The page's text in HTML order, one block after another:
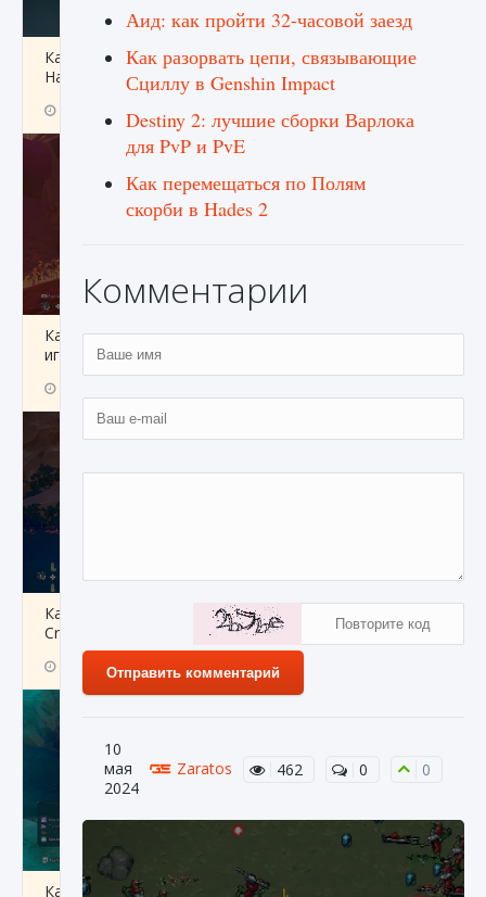
Как проверить статус сервера Delta Force
Hawk Ops
9 августа 2024 0
Как приручить существ джунглей Нари в
игре Creatures of Ava
Как разблокировать заклинание Крист в
Creatures of Ava
9 августа 2024 1 393
Как приручить существ из степей Тамура в
Аид: как пройти 32-часовой заезд
Как разорвать цепи, связывающие
Сциллу в Genshin Impact
Destiny 2: лучшие сборки Варлока
для PvP и PvE
Как перемещаться по Полям
скорби в Hades 2
Комментарии
Отправить комментарий
10
мая
2024
Zaratos 462 0 0